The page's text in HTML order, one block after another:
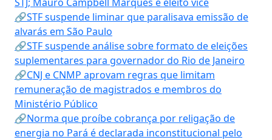
🔗STF suspende liminar que paralisava emissão de
alvarás em São Paulo
🔗STF suspende análise sobre formato de eleições
suplementares para governador do Rio de Janeiro
🔗CNJ e CNMP aprovam regras que limitam
remuneração de magistrados e membros do
Ministério Público
🔗Norma que proíbe cobrança por religação de
energia no Pará é declarada inconstitucional pelo